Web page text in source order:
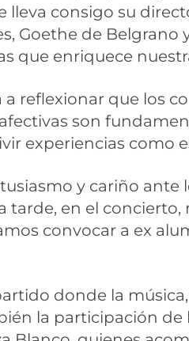
consigo su
Goethe de Belgrano
que enriquece
reflexionar que los
son
experiencias como
y cariño
tarde, en el
convocar a ex
donde la
la participación de